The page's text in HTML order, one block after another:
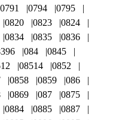
0791 0794
0795
0820 0823
0824
0834 0835
0836
084
0845
08514
0852
0858 0859
086
0869 087
0875
0884 0885
0887